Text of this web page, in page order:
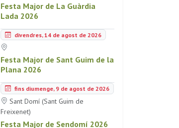
Festa Major de La Guàrdia
Lada 2026
divendres, 14 de agost de 2026
Festa Major de Sant Guim de la
Plana 2026
fins diumenge, 9 de agost de 2026
Sant Domí (Sant Guim de
Freixenet)
Festa Major de Sendomí 2026